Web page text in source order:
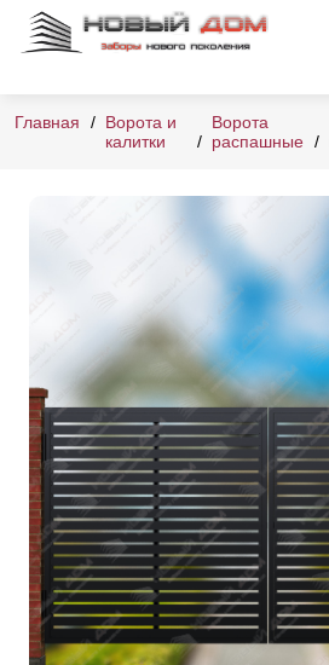
Главная
Ворота и
калитки
Ворота
распашные